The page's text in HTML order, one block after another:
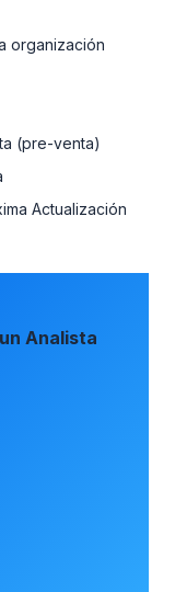
organización
(pre-venta)
Actualización
Analista